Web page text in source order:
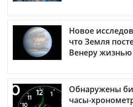
Новое
что Земля
Венеру жизнью
Обнаружены
часы-